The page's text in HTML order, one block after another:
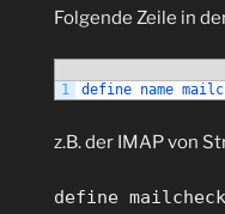
Folgende Zeile in
1 define name
z.B. der IMAP von
define